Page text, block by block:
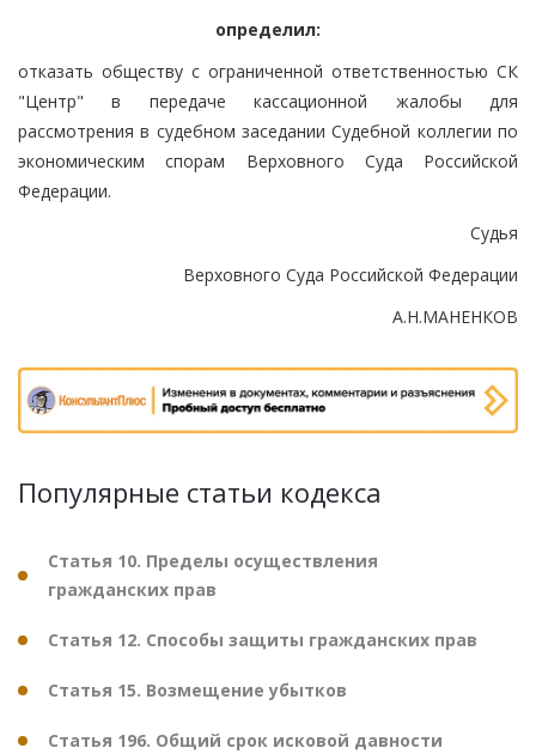
определил:
отказать обществу с ограниченной ответственностью СК
"Центр" в передаче кассационной жалобы для
рассмотрения в судебном заседании Судебной коллегии по
экономическим спорам Верховного Суда Российской
Федерации.
Судья
Верховного Суда Российской Федерации
А.Н.МАНЕНКОВ
Популярные статьи кодекса
Статья 10. Пределы осуществления
гражданских прав
Статья 12. Способы защиты гражданских прав
Статья 15. Возмещение убытков
Статья 196. Общий срок исковой давности